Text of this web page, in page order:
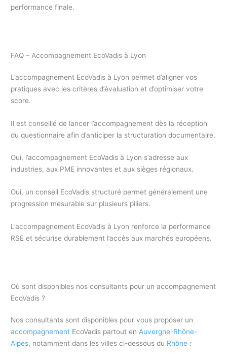
performance finale.
FAQ – Accompagnement EcoVadis à Lyon
L’accompagnement EcoVadis à Lyon permet d’aligner vos
pratiques avec les critères d’évaluation et d’optimiser votre
score.
Il est conseillé de lancer l’accompagnement dès la réception
du questionnaire afin d’anticiper la structuration documentaire.
Oui, l’accompagnement EcoVadis à Lyon s’adresse aux
industries, aux PME innovantes et aux sièges régionaux.
Oui, un conseil EcoVadis structuré permet généralement une
progression mesurable sur plusieurs piliers.
L’accompagnement EcoVadis à Lyon renforce la performance
RSE et sécurise durablement l’accès aux marchés européens.
Où sont disponibles nos consultants pour un accompagnement
EcoVadis ?
Nos consultants sont disponibles pour vous proposer un
accompagnement EcoVadis partout en Auvergne-Rhône-
Alpes, notamment dans les villes ci-dessous du Rhône :